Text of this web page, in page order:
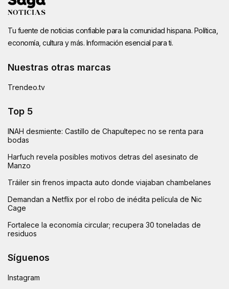
Tu fuente de noticias confiable para la comunidad hispana. Política,
economía, cultura y más. Información esencial para ti.
Nuestras otras marcas
Trendeo.tv
Top 5
INAH desmiente: Castillo de Chapultepec no se renta para
bodas
Harfuch revela posibles motivos detras del asesinato de
Manzo
Tráiler sin frenos impacta auto donde viajaban chambelanes
Demandan a Netflix por el robo de inédita película de Nic
Cage
Fortalece la economía circular; recupera 30 toneladas de
residuos
Síguenos
Instagram